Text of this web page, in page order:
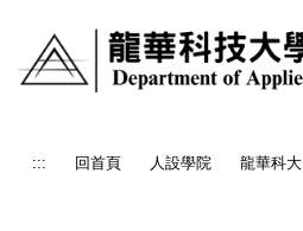
主
要
::: 回首頁 人設學院 龍華科大